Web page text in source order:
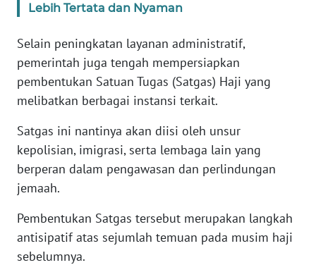
Lebih Tertata dan Nyaman
Selain peningkatan layanan administratif,
pemerintah juga tengah mempersiapkan
pembentukan Satuan Tugas (Satgas) Haji yang
melibatkan berbagai instansi terkait.
Satgas ini nantinya akan diisi oleh unsur
kepolisian, imigrasi, serta lembaga lain yang
berperan dalam pengawasan dan perlindungan
jemaah.
Pembentukan Satgas tersebut merupakan langkah
antisipatif atas sejumlah temuan pada musim haji
sebelumnya.
WN
WN
KEPRI
PAPUA
WN
PAPUA
WN
RIAU